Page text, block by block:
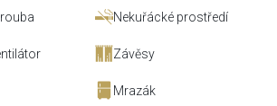
Nekuřácké prostředí
Závěsy
Mrazák